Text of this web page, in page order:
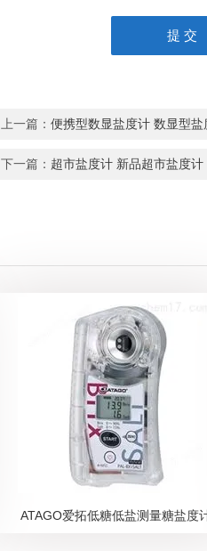
上一篇： 便携型数显盐度计 数显型
下一篇： 超市盐度计 新品超市盐度
ATAGO爱拓低糖低盐测量糖盐度